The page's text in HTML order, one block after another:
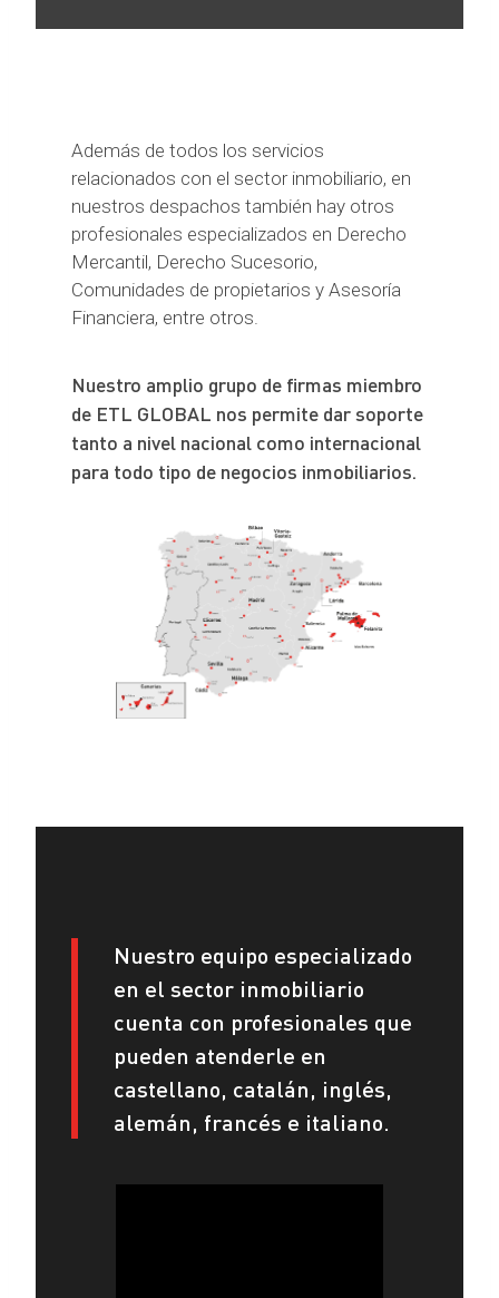
Además de todos los servicios
relacionados con el sector inmobiliario, en
nuestros despachos también hay otros
profesionales especializados en Derecho
Mercantil, Derecho Sucesorio,
Comunidades de propietarios y Asesoría
Financiera, entre otros.
Nuestro amplio grupo de firmas miembro
de ETL GLOBAL nos permite dar soporte
tanto a nivel nacional como internacional
para todo tipo de negocios inmobiliarios.
Nuestro equipo especializado
en el sector inmobiliario
cuenta con profesionales que
pueden atenderle en
castellano, catalán, inglés,
alemán, francés e italiano.